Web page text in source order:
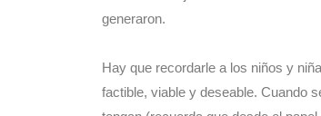
generaron.
Hay que recordarle a los niños y
factible, viable y deseable. Cuando